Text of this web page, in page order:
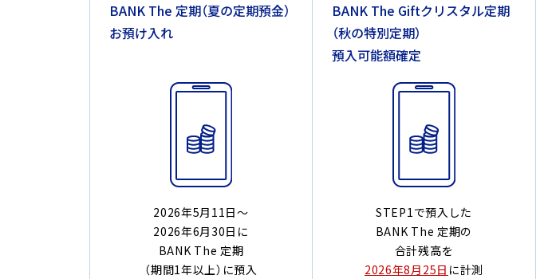
BANK The 定期（夏の定期預金）
お預け入れ
2026年5月11日～
2026年6月30日に
BANK The 定期
（期間1年以上）に預入
BANK The Giftクリスタル定期
（秋の特別定期）
預入可能額確定
STEP1で預入した
BANK The 定期の
合計残高を
2026年8月25日 に計測